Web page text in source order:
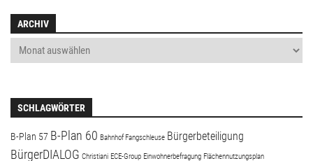
ARCHIV
SCHLAGWÖRTER
B-Plan 57 B-Plan 60 Bahnhof Fangschleuse Bürgerbeteiligung
BürgerDIALOG Christiani ECE-Group Einwohnerbefragung Flächennutzungsplan